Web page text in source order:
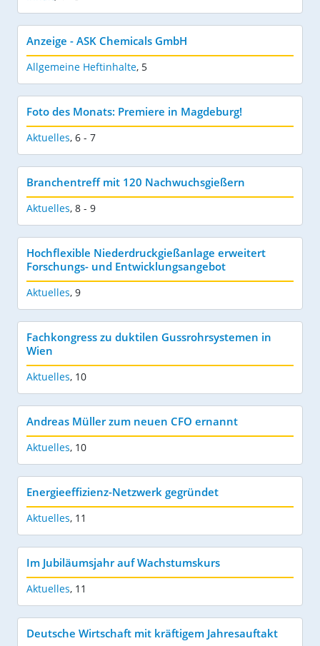
Anzeige - ASK Chemicals GmbH
Allgemeine Heftinhalte, 5
Foto des Monats: Premiere in Magdeburg!
Aktuelles, 6 - 7
Branchentreff mit 120 Nachwuchsgießern
Aktuelles, 8 - 9
Hochflexible Niederdruckgießanlage erweitert
Forschungs- und Entwicklungsangebot
Aktuelles, 9
Fachkongress zu duktilen Gussrohrsystemen in
Wien
Aktuelles, 10
Andreas Müller zum neuen CFO ernannt
Aktuelles, 10
Energieeffizienz-Netzwerk gegründet
Aktuelles, 11
Im Jubiläumsjahr auf Wachstumskurs
Aktuelles, 11
Deutsche Wirtschaft mit kräftigem Jahresauftakt